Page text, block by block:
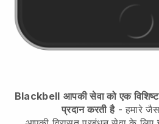
Blackbell आपकी सेवा को एक विशिष्ट
प्रदान करती है- हमारे